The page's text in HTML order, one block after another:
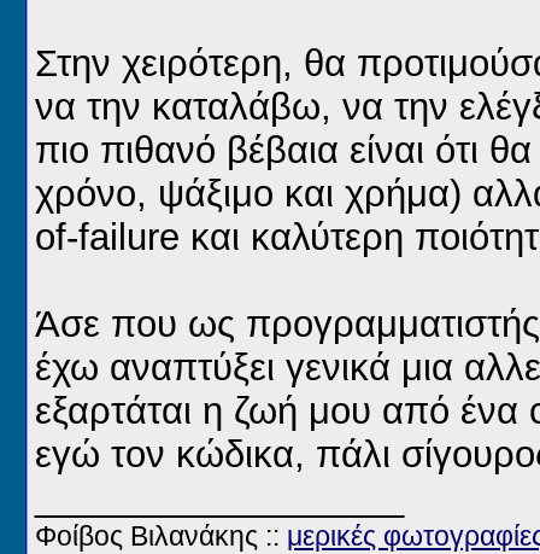
Στην χειρότερη, θα
να την καταλάβω, να την
πιο πιθανό βέβαια είναι ότι
χρόνο, ψάξιμο και χρήμα)
of-failure και καλύτερη
Άσε που ως προγραμματιστής
έχω αναπτύξει γενικά μια
εξαρτάται η ζωή μου από ένα
εγώ τον κώδικα, πάλι
Φοίβος Βιλανάκης :: μερικές